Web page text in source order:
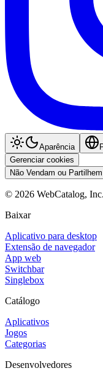
Aparência
Gerenciar cookies
Não Vendam ou
© 2026 WebCatalog, Inc.
Baixar
Aplicativo para desktop
Extensão de navegador
App web
Switchbar
Singlebox
Catálogo
Aplicativos
Jogos
Categorias
Desenvolvedores